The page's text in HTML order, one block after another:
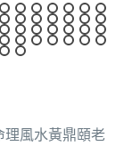
理風水黃鼎頤老